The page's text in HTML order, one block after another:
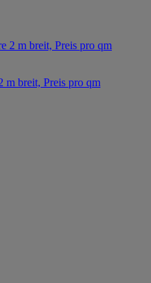
breit, Preis pro qm